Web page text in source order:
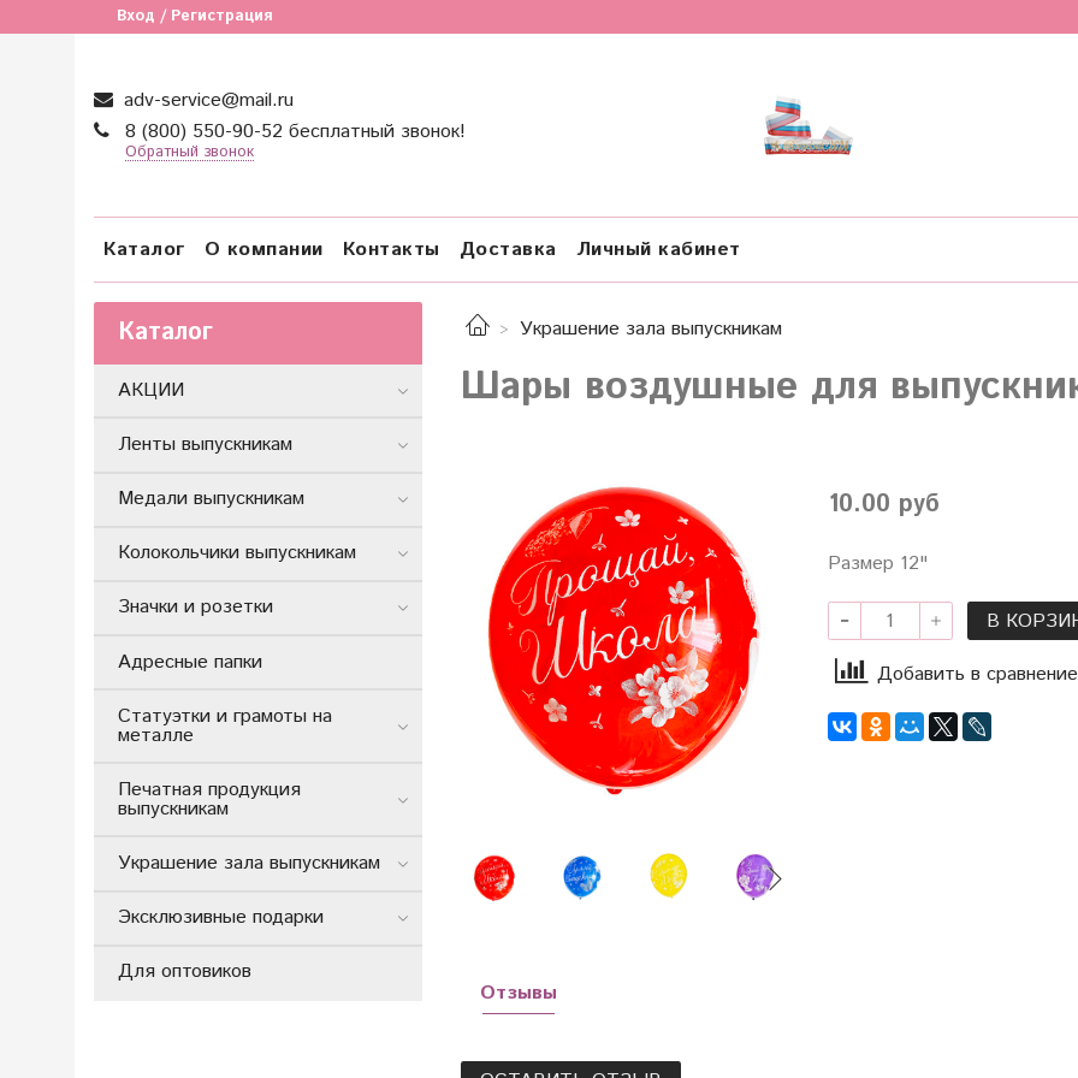
Вход / Регистрация
adv-service@mail.ru
8 (800) 550-90-52 бесплатный звонок!
Обратный звонок
Каталог О компании Контакты Доставка Личный кабинет
Украшение зала выпускникам
Шары воздушные для
10.00 руб
Размер 12"
В
Добавить в сравнение
Отзывы
Каталог
АКЦИИ
Ленты выпускникам
Медали выпускникам
Колокольчики выпускникам
Значки и розетки
Адресные папки
Статуэтки и грамоты на
металле
Печатная продукция
выпускникам
Украшение зала выпускникам
Эксклюзивные подарки
Для оптовиков